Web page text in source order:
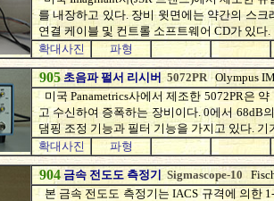
를 내장하고 있다. 장비 윗면에는 약간의 스
연결 케이블 및 컨트롤 소프트웨어 CD가 있다.
확대사진
파형
905 초음파 펄서 리시버 5072PR Olympus
미국 Panametrics사에서 제조한 5072PR은
고 수신하여 증폭하는 장비이다. 0에서 68dB
댐핑 조정 기능과 필터 기능을 가지고 있다.
확대사진
파형
904 금속 전도도 측정기 Sigmascope-10
본 금속 전도도 측정기는 IACS 규격에 의한